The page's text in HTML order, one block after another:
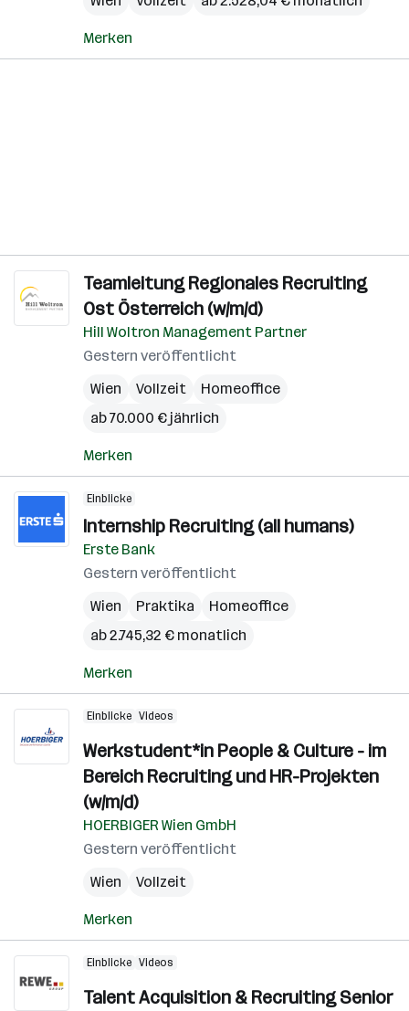
Merken
Teamleitung Regionales Recruiting
Ost Österreich (w/m/d)
Hill Woltron Management Partner
Gestern veröffentlicht
Wien
Vollzeit
Homeoffice
ab 70.000 € jährlich
Merken
Einblicke
Internship Recruiting (all humans)
Erste Bank
Gestern veröffentlicht
Wien
Praktika
Homeoffice
ab 2.745,32 € monatlich
Merken
Einblicke Videos
Werkstudent*in People & Culture - im
Bereich Recruiting und HR-Projekten
(w/m/d)
HOERBIGER Wien GmbH
Gestern veröffentlicht
Wien
Vollzeit
Merken
Einblicke Videos
Talent Acquisition & Recruiting Senior